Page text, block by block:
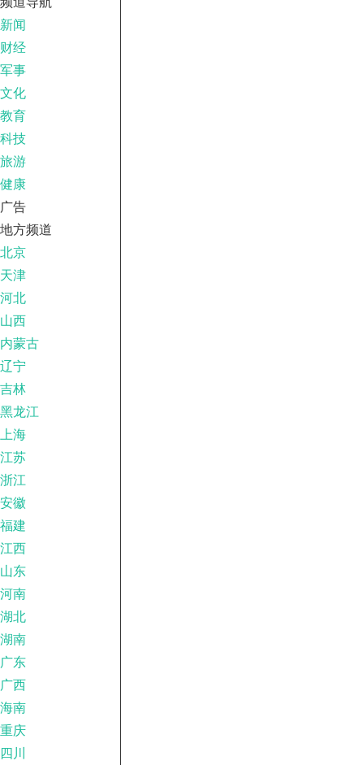
新闻
财经
军事
文化
教育
科技
旅游
健康
广告
地方频道
北京
天津
河北
山西
内蒙古
辽宁
吉林
黑龙江
上海
江苏
浙江
安徽
福建
江西
山东
河南
湖北
湖南
广东
广西
海南
重庆
四川